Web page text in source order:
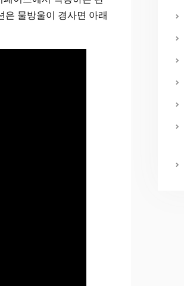
은 물방울이 경사면 아래